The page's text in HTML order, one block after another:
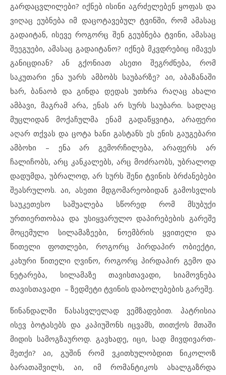
გარდაცვლილები? იქნებ ისინი აგრძელებენ ყოფას და
ვიღაც ეუბნება იმ დაცოტავებულ ტვინში, რომ ამასაც
გადაიტან, ისევე როგორც შენ გეუბნება ტვინი, ამასაც
შეეგუები, ამასაც გადაიტანო? იქნებ მკვდრებიც იმავეს
განიცდიან? ან გქონიათ ასეთი შეგრძნება, რომ
საკუთარი ენა უარს ამბობს საუბარზე? აი, აბაზანაში
ხარ, ბანაობ და გინდა დედას უთხრა რაღაც ახალი
ამბავი, მაგრამ არა, ენას არ სურს საუბარი. სადღაც
მუცლიდან მოქაჩულმა ენამ გადაწყვიტა, არაფერი
აღარ თქვას და ცოტა ხანი გასტანს ეს ენის გაუგებარი
ამბოხი – ენა არ გემორჩილება, არაფერს არ
ჩალიჩობს, არც კანკალებს, არც მოძრაობს, უბრალოდ
დადუმდა, უბრალოდ, არ სურს შენი ტვინის ბრძანებები
შეასრულოს. აი, ასეთი მდგომარეობიდან გამოსვლის
საუკეთესო საშუალება სწორედ რომ მსუბუქი
ურთიერთობაა და უსიყვარულო დაპირებების გარეშე
მოცემული სილამაზეები, ნოემბრის ყვითელი და
წითელი ფოთლები, როგორც პირდაპირ ობიექტი,
კახური წითელი ღვინო, როგორც პირდაპირ გემო და
ნეტარება, სილამაზე თავისთავადი, სიამოვნება
თავისთავადი – ზედმეტი ტვინის დაბოლებების გარეშე.
წინანდალში წასასვლელად ვემზადებით. პატრისია
ისევ ბოტასებს და კაპიუშონს იცვამს, თითქოს მთაში
მიდის სამოგზაუროდ. გავხადე, იცი, სად მივდივართ-
მეთქი? აი, გუშინ რომ ვკითხულობდით ნიკოლოზ
ბარათაშვილს, აი, იმ რომანტიკოს ახალგაზრდა